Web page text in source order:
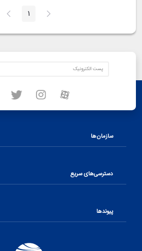
صفحه1
سازمان‌ها
دسترسی‌های سریع
پیوندها